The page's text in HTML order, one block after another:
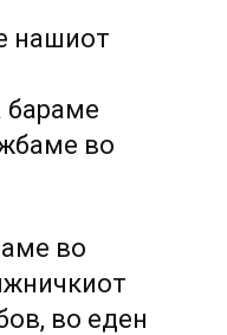
нашиот
бараме
во
во
во еден